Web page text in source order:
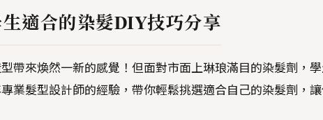
適合的染髮DIY技巧分享
帶來煥然一新的感覺！但面對市面上琳琅滿目的染髮劑，
業髮型設計師的經驗，帶你輕鬆挑選適合自己的染髮劑，